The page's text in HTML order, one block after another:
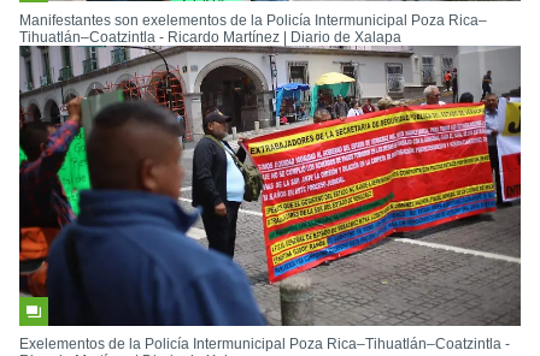
Manifestantes son exelementos de la Policía Intermunicipal Poza Rica–
Tihuatlán–Coatzintla - Ricardo Martínez | Diario de Xalapa
Exelementos de la Policía Intermunicipal Poza Rica–Tihuatlán–Coatzintla -